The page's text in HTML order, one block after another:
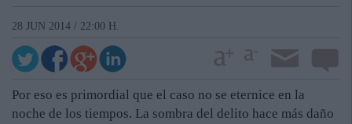
28 JUN 2014 / 22:00 H.
Por eso es primordial que el caso no se eternice en la
noche de los tiempos. La sombra del delito hace más daño